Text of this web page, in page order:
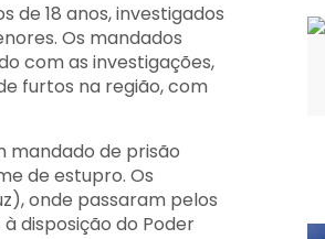
de 18 anos, investigados
Os mandados
com as investigações,
furtos na região, com
mandado de prisão
de estupro. Os
onde passaram pelos
disposição do Poder